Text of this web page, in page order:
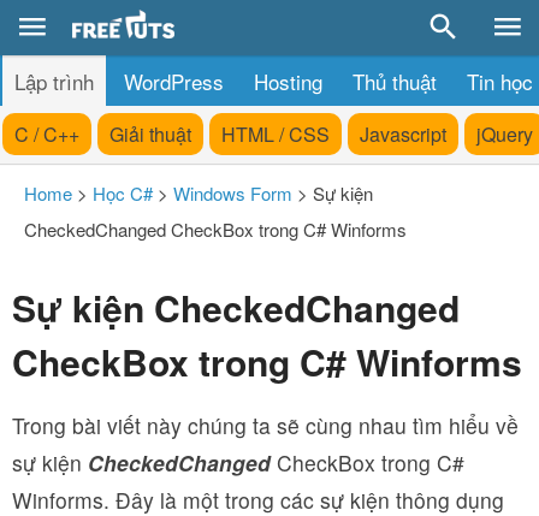
Lập trình WordPress Hosting Thủ thuật Tin học
C / C++ Giải thuật HTML / CSS Javascript jQuery
Home > Học C# > Windows Form > Sự kiện
CheckedChanged CheckBox trong C# Winforms
Sự kiện CheckedChanged
CheckBox trong C# Winforms
Trong bài viết này chúng ta sẽ cùng nhau tìm hiểu về
sự kiện CheckedChangedCheckBox trong C#
Winforms. Đây là một trong các sự kiện thông dụng